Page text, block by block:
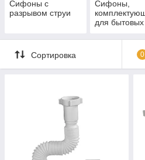
Сифоны с
разрывом струи
Сифоны,
для бытовых
прочее
Сортировка
0